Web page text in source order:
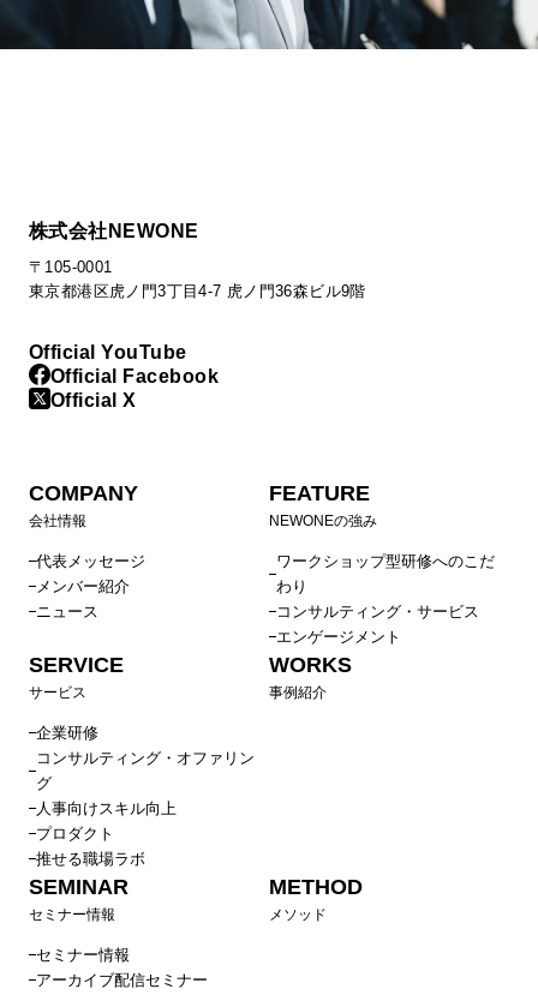
株式会社NEWONE
〒105-0001
東京都港区虎ノ門3丁目4-7 虎ノ門36森ビル9階
Official YouTube
Official Facebook
Official X
COMPANY
会社情報
代表メッセージ
メンバー紹介
ニュース
FEATURE
NEWONEの強み
ワークショップ型研修へのこだ
わり
コンサルティング・サービス
エンゲージメント
SERVICE
サービス
企業研修
コンサルティング・オファリン
グ
人事向けスキル向上
プロダクト
推せる職場ラボ
WORKS
事例紹介
SEMINAR
セミナー情報
セミナー情報
アーカイブ配信セミナー
METHOD
メソッド